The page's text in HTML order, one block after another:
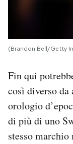
(Brandon Bell/Getty
Fin qui
così diverso
orologio
di più di uno
stesso